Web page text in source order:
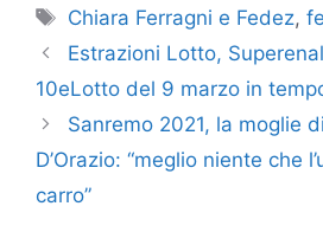
Tag
Chiara Ferragni e Fedez,
Estrazioni Lotto,
10eLotto del 9 marzo in
Sanremo 2021, la moglie
D’Orazio: “meglio niente che
carro”